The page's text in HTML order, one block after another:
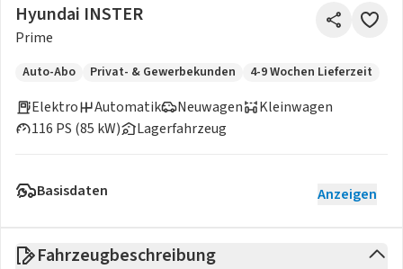
Hyundai INSTER
Prime
Auto-Abo Privat- & Gewerbekunden 4-9 Wochen Lieferzeit
Elektro
Neuwagen
116 PS (85 kW)
Automatik
Kleinwagen
Lagerfahrzeug
Basisdaten Anzeigen
Fahrzeugbeschreibung